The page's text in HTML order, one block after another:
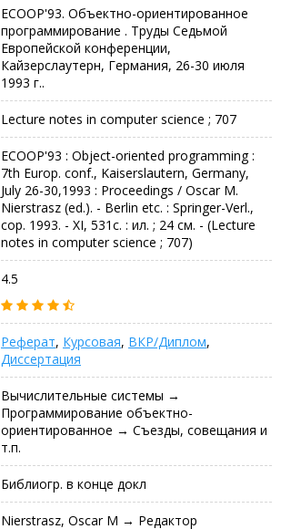
ECOOP'93. Объектно-ориентированное
программирование . Труды Седьмой
Европейской конференции,
Кайзерслаутерн, Германия, 26-30 июля
1993 г..
Lecture notes in computer science ; 707
ECOOP'93 : Object-oriented programming :
7th Europ. conf., Kaiserslautern, Germany,
July 26-30,1993 : Proceedings / Oscar M.
Nierstrasz (ed.). - Berlin etc. : Springer-Verl.,
cop. 1993. - XI, 531c. : ил. ; 24 см. - (Lecture
notes in computer science ; 707)
4.5
Реферат, Курсовая, ВКР/Диплом,
Диссертация
Вычислительные системы →
Программирование объектно-
ориентированное → Съезды, совещания и
т.п.
Библиогр. в конце докл
Nierstrasz, Oscar M → Редактор